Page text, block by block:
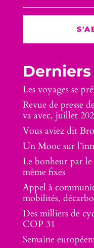
Les voyages se
Revue de presse
va avec, juillet
Vous aviez dit
Un Mooc sur
Le bonheur par le
même fixes
Appel à
mobilités,
Des milliers de
COP 31
Semaine